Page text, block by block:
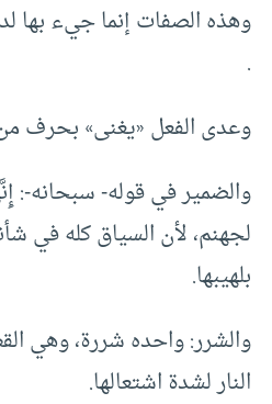
وهذه الصفات إنما جيء بها
.
وعدى الفعل «يغنى» بحرف
والضمير في قوله- سبحانه-:
لجهنم، لأن السياق كله في
بلهيبها.
والشرر: واحده شررة، وهي
النار لشدة اشتعالها.